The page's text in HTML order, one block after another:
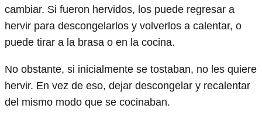
cambiar. Si fueron hervidos, los puede regresar a
hervir para descongelarlos y volverlos a calentar, o
puede tirar a la brasa o en la cocina.
No obstante, si inicialmente se tostaban, no les quiere
hervir. En vez de eso, dejar descongelar y recalentar
del mismo modo que se cocinaban.